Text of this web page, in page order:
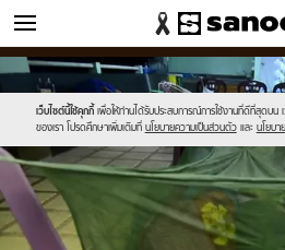
ข่าว
เว็บไซต์นี้ใช้คุกกี้ เพื่อให้ท่านได้รับประสบการณ์การใช้งานที่ดีที่สุดบน
ของเรา โปรดศึกษาเพิ่มเติมที่ นโยบายความเป็นส่วนตัว และ นโยบา
Sanook
//s.isanook.com/sr/0/images/logo-
new-
sanook.png
600
60
//s.isanook.com/ns/0/ud/1501/7506734/